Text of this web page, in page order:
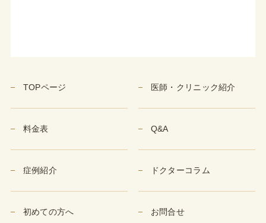
TOPページ 医師・クリニック紹介
料金表 Q&A
症例紹介 ドクターコラム
初めての方へ お問合せ